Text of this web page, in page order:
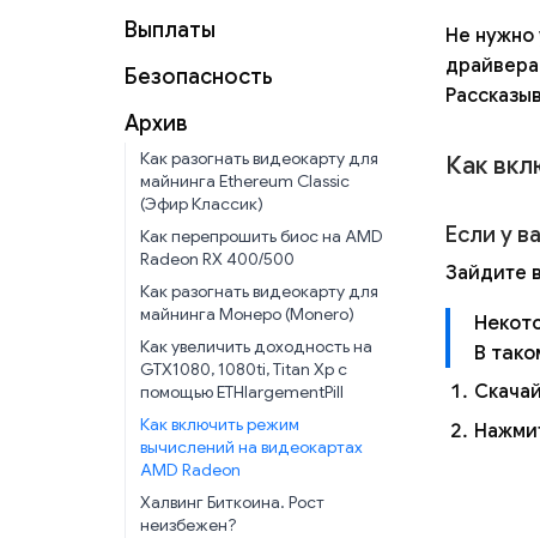
Выплаты
Безопасность
Архив
Как разогнать видеокарту для
майнинга Ethereum Classic
(Эфир Классик)
Как перепрошить биос на AMD
Radeon RX 400/500
Как разогнать видеокарту для
майнинга Монеро (Monero)
Как увеличить доходность на
GTX1080, 1080ti, Titan Xp с
помощью ETHlargementPill
Как включить режим
вычислений на видеокартах
AMD Radeon
Халвинг Биткоина. Рост
неизбежен?
Не нужно
Как
Если у
Зайдите
В